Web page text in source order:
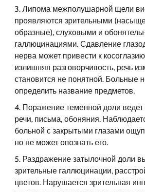
Липома межполушарной щели
проявляются зрительными
образные), слуховыми и
галлюцинациями. Сдавление
нерва может привести к
излишняя разговорчивость, речь
становится не понятной. Больные
определить название предметов.
Поражение теменной доли
речи, письма, обоняния.
больной с закрытыми глазами
но не может опознать его.
Раздражение затылочной доли
зрительные галлюцинации,
цветов. Нарушается зрительная